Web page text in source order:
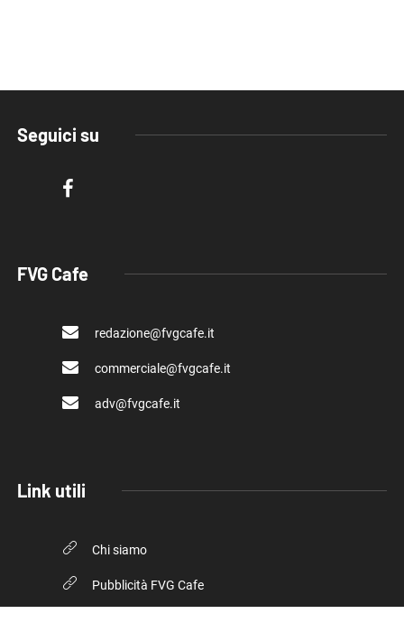
Seguici su
FVG Cafe
redazione@fvgcafe.it
commerciale@fvgcafe.it
adv@fvgcafe.it
Link utili
Chi siamo
Pubblicità FVG Cafe